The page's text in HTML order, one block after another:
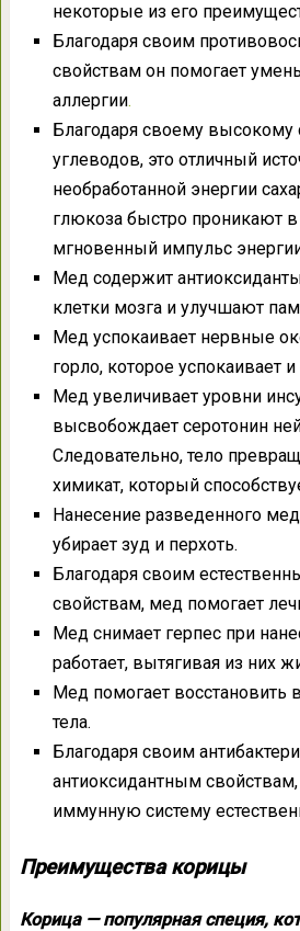
некоторые из его
Благодаря своим
свойствам он помогает
аллергии.
Благодаря своему
углеводов, это отличный
необработанной энергии
глюкоза быстро проникают в
мгновенный импульс
Мед содержит
клетки мозга и улучшают
Мед успокаивает нервные
горло, которое успокаивает
Мед увеличивает уровни
высвобождает серотонин
Следовательно, тело
химикат, который
Нанесение разведенного
убирает зуд и перхоть.
Благодаря своим
свойствам, мед помогает
Мед снимает герпес при
работает, вытягивая из них
Мед помогает восстановить
тела.
Благодаря своим
антиоксидантным
иммунную систему
Преимущества корицы
Корица — популярная специя,